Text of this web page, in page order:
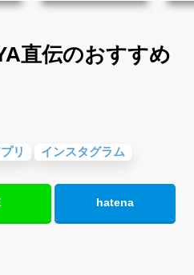
ージック)
気＆おすすめ
&流行・話題の歌
め
愛ソング)
が泣ける歌
グ・青春ソング
応援ソング
学ソング
・話題・流行・おすすめな邦楽
リで10・20代に人気&おすすめ
応援ソング 知識に役立つ歌
グ
グ)
グ&秋の歌
スソング
やる気が出る曲・明るい曲・楽
がる歌&盛り上がる曲
歌&ありがとうソング(感謝の歌)
立ちの歌
グ
お祝いの歌
ング・結婚式の曲
雰囲気別
レー
)曲
齢別 人気音楽
しの音楽(リラックス・ヒーリン
ト エンタメ 音
エ
直伝のおすすめ
リ インスタグラム
hatena